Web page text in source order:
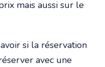
mais aussi sur le
si la réservation
avec une